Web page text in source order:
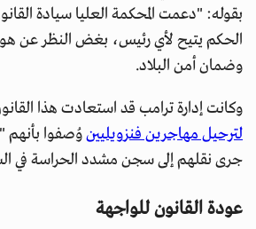
بقوله: "دعمت المحكمة العليا سيادة
الحكم يتيح لأي رئيس، بغض النظر عن
وضمان أمن البلاد.
وكانت إدارة ترامب قد استعادت هذا
لترحيل مهاجرين فنزويليينوُصفوا
جرى نقلهم إلى سجن مشدد الحراسة في
عودة القانون للواجهة